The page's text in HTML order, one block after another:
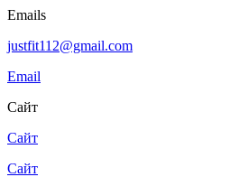
Emails
justfit112@gmail.com
Email
Сайт
Сайт
Сайт